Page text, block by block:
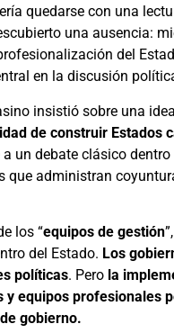
quedarse con una
una ausencia:
del
en la discusión
insistió sobre una
de construir Estados
un debate clásico
administran
los “equipos de gestión
del Estado. Los
políticas. Pero la
equipos profesionales
gobierno.